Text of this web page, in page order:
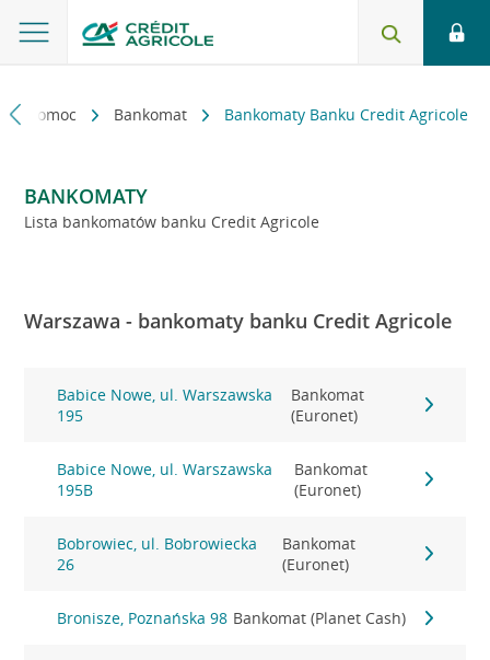
i pomoc Bankomat Bankomaty Banku Credit Agricole
BANKOMATY
Lista bankomatów banku Credit Agricole
Warszawa - bankomaty banku Credit Agricole
Babice Nowe, ul. Warszawska
195
Bankomat
(Euronet)
Babice Nowe, ul. Warszawska
195B
Bankomat
(Euronet)
Bobrowiec, ul. Bobrowiecka
26
Bankomat
(Euronet)
Bronisze, Poznańska 98 Bankomat (Planet Cash)